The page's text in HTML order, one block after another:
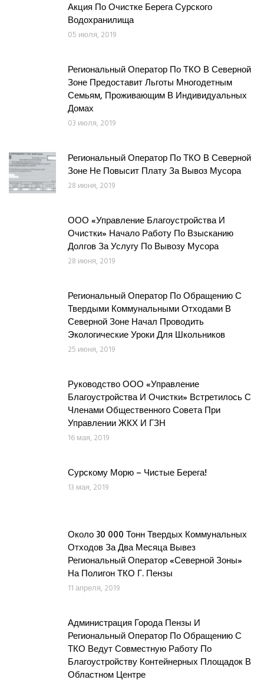
Акция По Очистке Берега Сурского
Водохранилища
05 июля, 2019
Региональный Оператор По ТКО В Северной
Зоне Предоставит Льготы Многодетным
Семьям, Проживающим В Индивидуальных
Домах
03 июля, 2019
Региональный Оператор По ТКО В Северной
Зоне Не Повысит Плату За Вывоз Мусора
28 июня, 2019
ООО «Управление Благоустройства И
Очистки» Начало Работу По Взысканию
Долгов За Услугу По Вывозу Мусора
28 июня, 2019
Региональный Оператор По Обращению С
Твердыми Коммунальными Отходами В
Северной Зоне Начал Проводить
Экологические Уроки Для Школьников
25 июня, 2019
Руководство ООО «Управление
Благоустройства И Очистки» Встретилось С
Членами Общественного Совета При
Управлении ЖКХ И ГЗН
16 мая, 2019
Сурскому Морю – Чистые Берега!
13 мая, 2019
Около 30 000 Тонн Твердых Коммунальных
Отходов За Два Месяца Вывез
Региональный Оператор «Северной Зоны»
На Полигон ТКО Г. Пензы
11 апреля, 2019
Администрация Города Пензы И
Региональный Оператор По Обращению С
ТКО Ведут Совместную Работу По
Благоустройству Контейнерных Площадок В
Областном Центре